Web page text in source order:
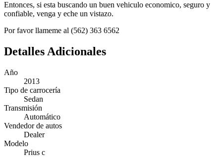
Entonces, si esta buscando un buen vehiculo economico, seguro y
confiable, venga y eche un vistazo.
Por favor llameme al (562) 363 6562
Detalles Adicionales
Año
2013
Tipo de carrocería
Sedan
Transmisión
Automático
Vendedor de autos
Dealer
Modelo
Prius c